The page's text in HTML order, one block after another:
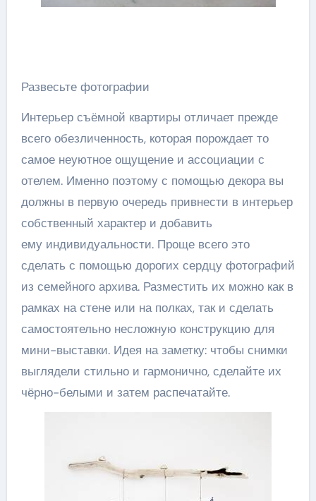
Развесьте фотографии
Интерьер съёмной квартиры отличает прежде
всего обезличенность, которая порождает то
самое неуютное ощущение и ассоциации с
отелем. Именно поэтому с помощью декора вы
должны в первую очередь привнести в интерьер
собственный характер и добавить
ему индивидуальности. Проще всего это
сделать с помощью дорогих сердцу фотографий
из семейного архива. Разместить их можно как в
рамках на стене или на полках, так и сделать
самостоятельно несложную конструкцию для
мини-выставки. Идея на заметку: чтобы снимки
выглядели стильно и гармонично, сделайте их
чёрно-белыми и затем распечатайте.